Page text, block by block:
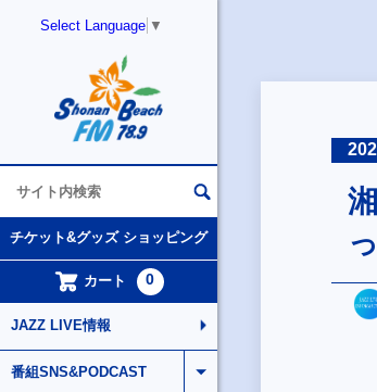
Select Language ▼
チケット&グッズ ショッピング
カート 0
JAZZ LIVE情報
番組SNS&PODCAST